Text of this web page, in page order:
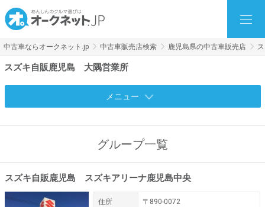
中古車ならオークネット.jp 中古車販売店検索 鹿児島県の中古車販売店
スズキ自販鹿児島 大隅営業所
メニュー
グループ一覧
スズキ自販鹿児島 スズキアリーナ鹿児島中央
住所
〒890-0072